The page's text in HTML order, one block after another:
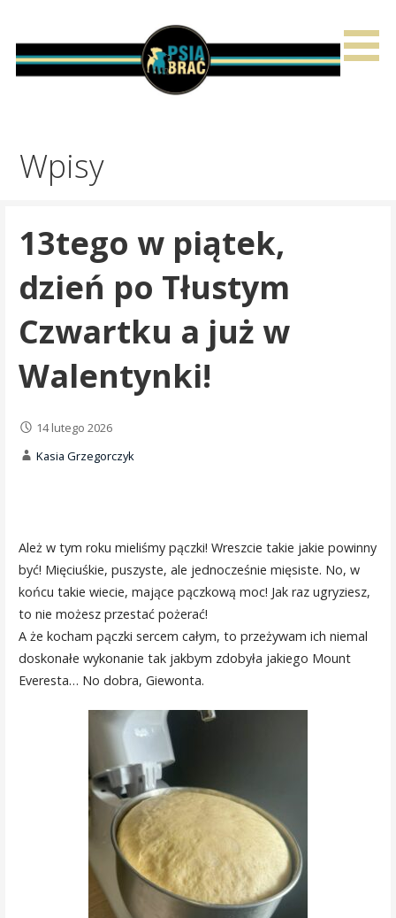
treści
Wpisy
13tego w piątek,
dzień po Tłustym
Czwartku a już w
Walentynki!
14 lutego 2026
Kasia Grzegorczyk
Ależ w tym roku mieliśmy pączki! Wreszcie takie jakie powinny
być! Mięciuśkie, puszyste, ale jednocześnie mięsiste. No, w
końcu takie wiecie, mające pączkową moc! Jak raz ugryziesz,
to nie możesz przestać pożerać!
A że kocham pączki sercem całym, to przeżywam ich niemal
doskonałe wykonanie tak jakbym zdobyła jakiego Mount
Everesta… No dobra, Giewonta.